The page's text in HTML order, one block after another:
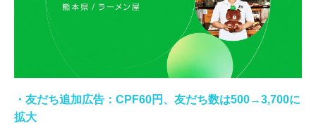
・友だち追加広告：CPF60円、友だち数は500→3,700に
拡大